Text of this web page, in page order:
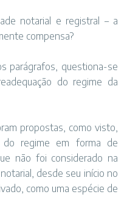
notarial e registral – a
compensa?
parágrafos, questiona-se
do regime da
propostas, como visto,
do regime em forma de
não foi considerado na
desde seu início no
como uma espécie de